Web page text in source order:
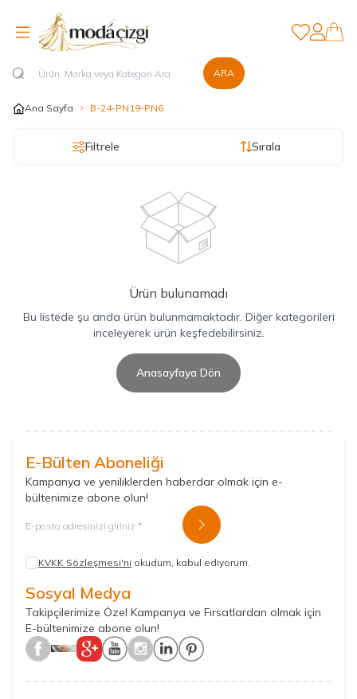
ARA
Hesabım
Favorilerim
Ana Sayfa B-24-PN19-PN6
Filtrele Sırala
Ürün bulunamadı
Bu listede şu anda ürün bulunmamaktadır. Diğer kategorileri
inceleyerek ürün keşfedebilirsiniz.
Anasayfaya Dön
E-Bülten Aboneliği
Kampanya ve yeniliklerden haberdar olmak için e-
bültenimize abone olun!
Kayıt Ol
KVKK Sözleşmesi'ni okudum, kabul ediyorum.
Sosyal Medya
Takipçilerimize Özel Kampanya ve Fırsatlardan olmak için
E-bültenimize abone olun!